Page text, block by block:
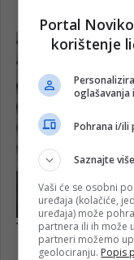
Portal
korištenje
oglašavanja
Pohrana i/ili
Saznajte više
Vaši će se osobni
uređaja (kolačiće,
uređaja) može
partnera ili ih može
partneri možemo
geolociranju. Popis